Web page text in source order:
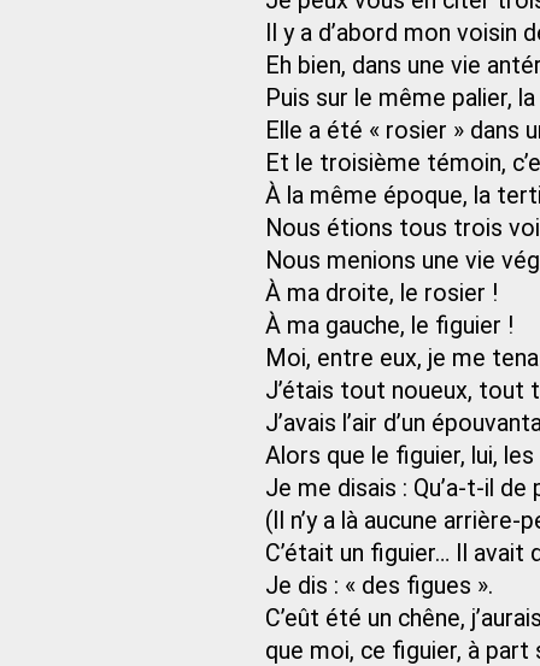
Il y a d’abord mon voisin
Eh bien, dans une vie
Puis sur le même palier,
Elle a été « rosier » dans
Et le troisième témoin,
À la même époque, la
Nous étions tous trois
Nous menions une vie
À ma droite, le rosier !
À ma gauche, le figuier !
Moi, entre eux, je me
J’étais tout noueux, tout
J’avais l’air d’un
Alors que le figuier, lui,
Je me disais : Qu’a-t-il
(Il n’y a là aucune arrière-
C’était un figuier… Il avait
Je dis : « des figues ».
C’eût été un chêne,
que moi, ce figuier, à part